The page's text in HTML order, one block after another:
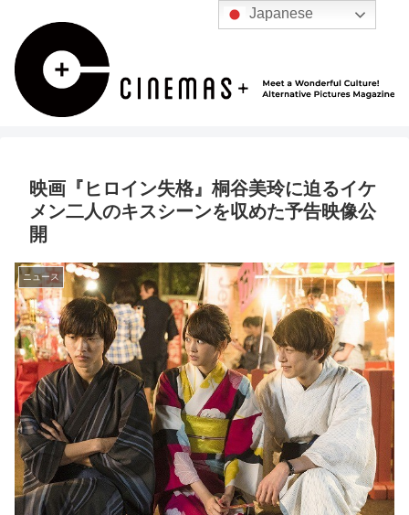
映画『ヒロイン失格』桐谷美玲に迫るイケ
メン二人のキスシーンを収めた予告映像公
開
ニュース
Japanese